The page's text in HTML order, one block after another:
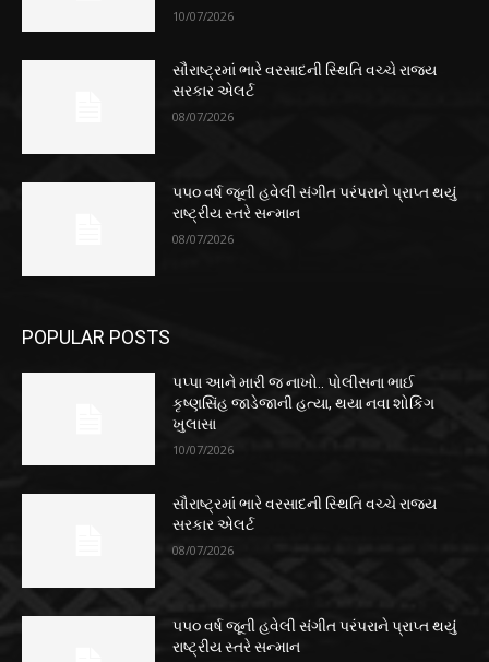
10/07/2026
સૌરાષ્ટ્રમાં ભારે વરસાદની સ્થિતિ વચ્ચે રાજ્ય
સરકાર એલર્ટ
08/07/2026
૫૫૦ વર્ષ જૂની હવેલી સંગીત પરંપરાને પ્રાપ્ત થયું
રાષ્ટ્રીય સ્તરે સન્માન
08/07/2026
POPULAR POSTS
પપ્પા આને મારી જ નાખો.. પોલીસના ભાઈ
કૃષ્ણસિંહ જાડેજાની હત્યા, થયા નવા શોકિંગ
ખુલાસા
10/07/2026
સૌરાષ્ટ્રમાં ભારે વરસાદની સ્થિતિ વચ્ચે રાજ્ય
સરકાર એલર્ટ
08/07/2026
૫૫૦ વર્ષ જૂની હવેલી સંગીત પરંપરાને પ્રાપ્ત થયું
રાષ્ટ્રીય સ્તરે સન્માન